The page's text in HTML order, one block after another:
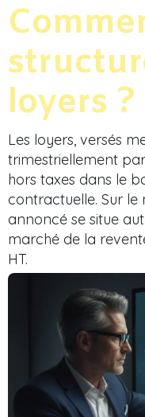
loyers ?
Les loyers, versés
trimestriellement
hors taxes dans le
contractuelle. Sur
annoncé se situe
marché de la
HT.